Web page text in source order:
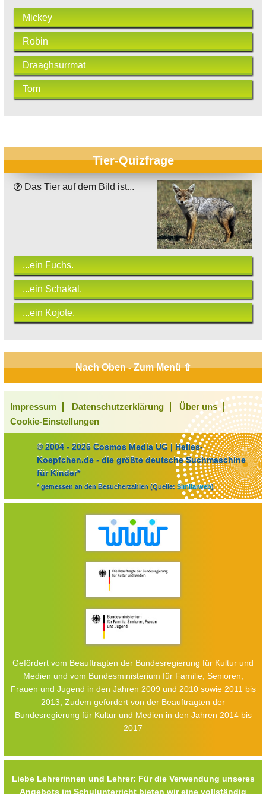
Mickey
Robin
Draaghsurrmat
Tom
Tier-Quizfrage
Das Tier auf dem Bild ist...
...ein Fuchs.
...ein Schakal.
...ein Kojote.
Nach Oben - Zum Menü ⇧
Impressum Datenschutzerklärung
Über uns
Cookie-Einstellungen
© 2004 - 2026 Cosmos Media UG | Helles-
Koepfchen.de - die größte deutsche Suchmaschine
für Kinder*
* gemessen an den Besucherzahlen (Quelle: Similarweb)
Gefördert vom Beauftragten der Bundesregierung für Kultur und
Medien und vom Bundesministerium für Familie, Senioren,
Frauen und Jugend in den Jahren 2009 und 2010 sowie 2011 bis
2013; Zudem gefördert von der Beauftragten der
Bundesregierung für Kultur und Medien in den Jahren 2014 bis
2017
Liebe Lehrerinnen und Lehrer: Für die Verwendung unseres
Angebots im Schulunterricht bieten wir eine vollständig